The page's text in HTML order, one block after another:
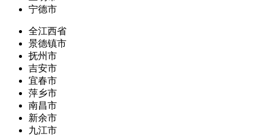
宁德市
全江西省
景德镇市
抚州市
吉安市
宜春市
萍乡市
南昌市
新余市
九江市